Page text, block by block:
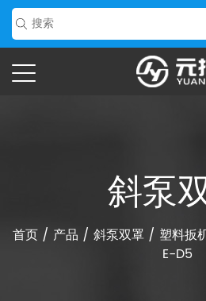
斜泵
首页/ 产品 / 斜泵双罩/ 塑料扳
E-D5